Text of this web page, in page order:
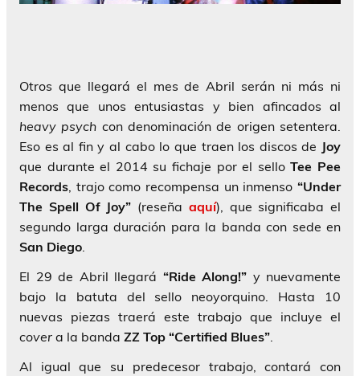
Otros que llegará el mes de Abril serán ni más ni
menos que unos entusiastas y bien afincados al
heavy psych con denominación de origen setentera.
Eso es al fin y al cabo lo que traen los discos de Joy
que durante el 2014 su fichaje por el selloTee Pee
Records, trajo como recompensa un inmenso “Under
The Spell Of Joy” (reseña aquí), que significaba el
segundo larga duración para la banda con sede en
San Diego.
El 29 de Abril llegará “Ride Along!” y nuevamente
bajo la batuta del sello neoyorquino. Hasta 10
nuevas piezas traerá este trabajo que incluye el
cover a la banda ZZ Top “Certified Blues”.
Al igual que su predecesor trabajo, contará con